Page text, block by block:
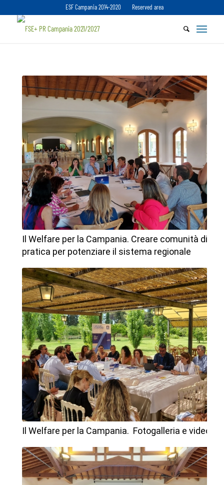
ESF Campania 2014-2020 Reserved area
Il Welfare per la Campania. Creare comunità di
pratica per potenziare il sistema regionale
Il Welfare per la Campania. Fotogalleria e video